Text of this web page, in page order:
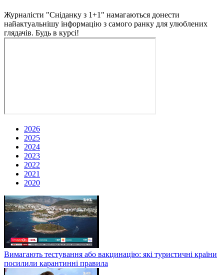
Журналісти "Сніданку з 1+1" намагаються донести
найактуальнішу інформацію з самого ранку для улюблених
глядачів. Будь в курсі!
2026
2025
2024
2023
2022
2021
2020
Вимагають тестування або вакцинацію: які туристичні країни
посилили карантинні правила